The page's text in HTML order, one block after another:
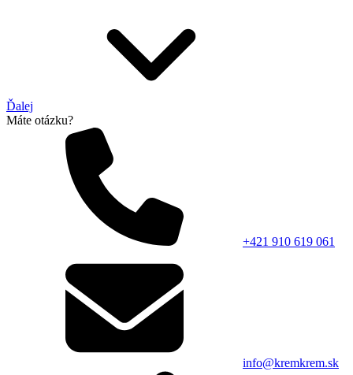
Ďalej
Máte otázku?
+421 910 619 061
info@kremkrem.sk